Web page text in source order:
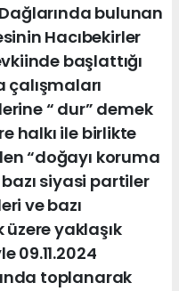
bulunan
Hacıbekirler
başlattığı
“ dur” demek
halkı ile birlikte
“doğayı koruma
siyasi partiler
ve bazı
yaklaşık
09.11.2024
toplanarak